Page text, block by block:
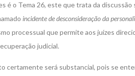
é o Tema 26, este que trata da
incidente de desconsideração da
processual que permite aos juízes
judicial.
certamente será substancial, pois se